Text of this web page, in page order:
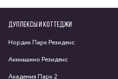
ДУПЛЕКСЫ И КОТТЕДЖИ
Нордик Парк Резиденс
Акиньшино Резиденс
Академия Парк 2